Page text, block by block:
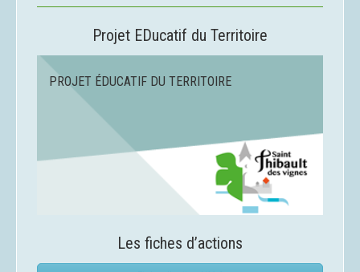
Projet EDucatif du Territoire
PROJET ÉDUCATIF DU TERRITOIRE
Les fiches d’actions